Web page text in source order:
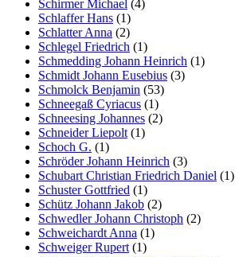
Schirmer Michael (4)
Schlaffer Hans (1)
Schlatter Anna (2)
Schlegel Friedrich (1)
Schmedding Johann Heinrich (1)
Schmidt Johann Eusebius (3)
Schmolck Benjamin (53)
Schneegaß Cyriacus (1)
Schneesing Johannes (2)
Schneider Liepolt (1)
Schoch G. (1)
Schröder Johann Heinrich (3)
Schubart Christian Friedrich Daniel (1)
Schuster Gottfried (1)
Schütz Johann Jakob (2)
Schwedler Johann Christoph (2)
Schweichardt Anna (1)
Schweiger Rupert (1)